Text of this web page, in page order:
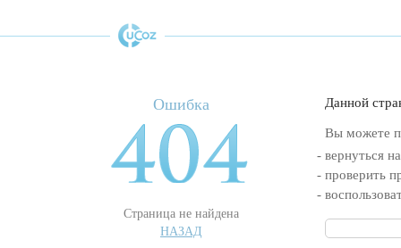
Ошибка
Страница не найдена
НАЗАД
Данной
Вы можете
- вернуться
- проверить
-